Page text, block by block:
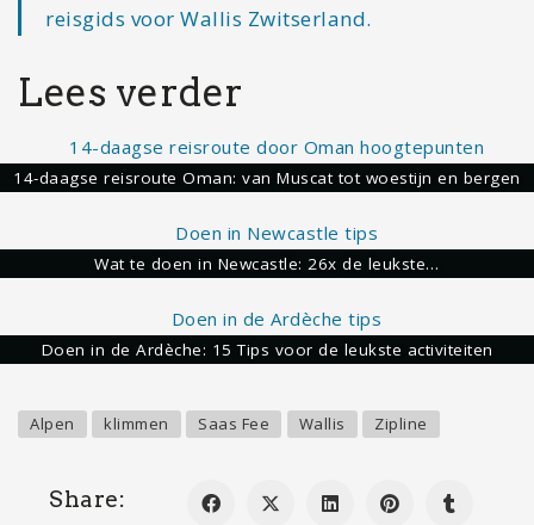
reisgids voor Wallis Zwitserland.
Lees verder
14-daagse reisroute Oman: van Muscat tot woestijn en bergen
Wat te doen in Newcastle: 26x de leukste…
Doen in de Ardèche: 15 Tips voor de leukste activiteiten
Alpen klimmen Saas Fee Wallis Zipline
Share: